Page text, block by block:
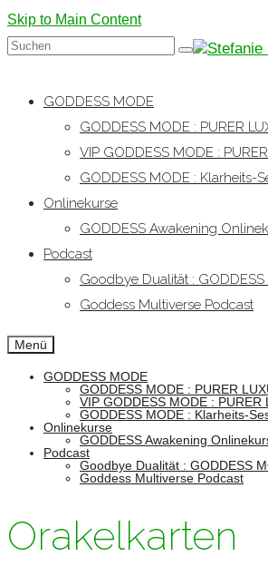
Skip to Main Content
Suchen
GODDESS MODE
GODDESS MODE : PURER
VIP GODDESS MODE :
GODDESS MODE : Klarheits-
Onlinekurse
GODDESS Awakening
Podcast
Goodbye Dualität : GODDESS
Goddess Multiverse Podcast
Menü
GODDESS MODE
GODDESS MODE : PURER
VIP GODDESS MODE :
GODDESS MODE : Klarheits-
Onlinekurse
GODDESS Awakening
Podcast
Goodbye Dualität : GODDESS
Goddess Multiverse Podcast
Orakelkarten